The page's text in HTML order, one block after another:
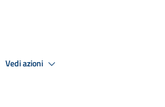
Vedi azioni